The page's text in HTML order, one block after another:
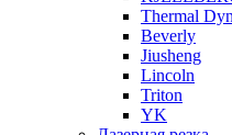
Thermal
Beverly
Jiusheng
Lincoln
Triton
YK